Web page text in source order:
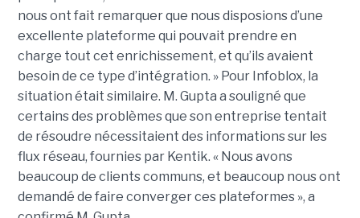
nous ont fait remarquer que nous disposions d’une
excellente plateforme qui pouvait prendre en
charge tout cet enrichissement, et qu’ils avaient
besoin de ce type d’intégration. » Pour Infoblox, la
situation était similaire. M. Gupta a souligné que
certains des problèmes que son entreprise tentait
de résoudre nécessitaient des informations sur les
flux réseau, fournies par Kentik. « Nous avons
beaucoup de clients communs, et beaucoup nous ont
demandé de faire converger ces plateformes », a